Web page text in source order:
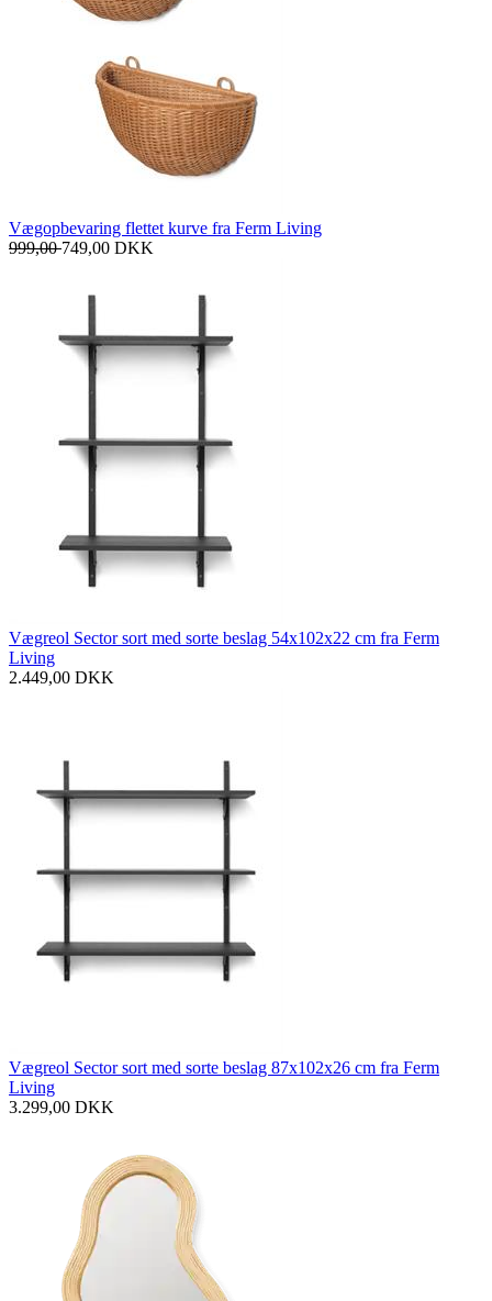
Vægopbevaring flettet kurve fra Ferm Living
999,00749,00 DKK
Vægreol Sector sort med sorte beslag 54x102x22 cm fra Ferm
Living
2.449,00 DKK
Vægreol Sector sort med sorte beslag 87x102x26 cm fra Ferm
Living
3.299,00 DKK